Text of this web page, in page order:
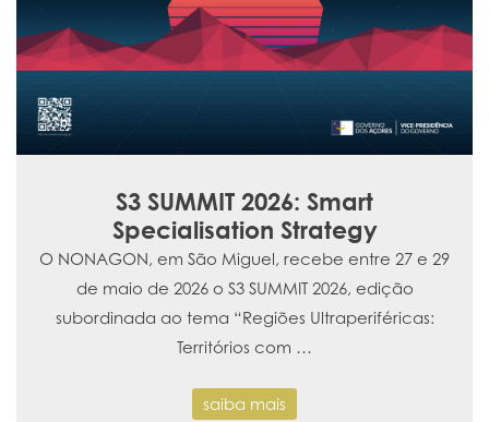
S3 SUMMIT 2026: Smart
Specialisation Strategy
em São Miguel, recebe entre 27 e 29
maio de 2026 o S3 SUMMIT 2026, edição
ao tema “Regiões Ultraperiféricas:
Territórios com …